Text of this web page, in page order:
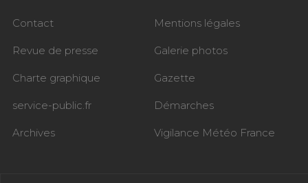
Contact Mentions légales
Revue de presse Galerie photos
Charte graphique Gazette
service-public.fr Démarches
Archives Vigilance Météo France